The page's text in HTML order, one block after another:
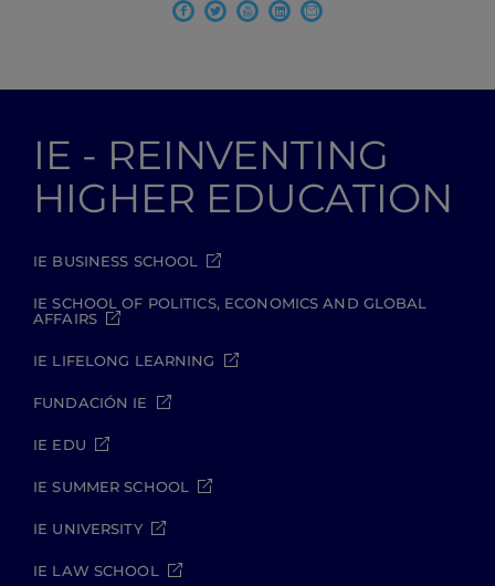
IE - REINVENTING
HIGHER EDUCATION
IE BUSINESS SCHOOL
IE SCHOOL OF POLITICS, ECONOMICS AND GLOBAL
AFFAIRS
IE LIFELONG LEARNING
FUNDACIÓN IE
IE EDU
IE SUMMER SCHOOL
IE UNIVERSITY
IE LAW SCHOOL